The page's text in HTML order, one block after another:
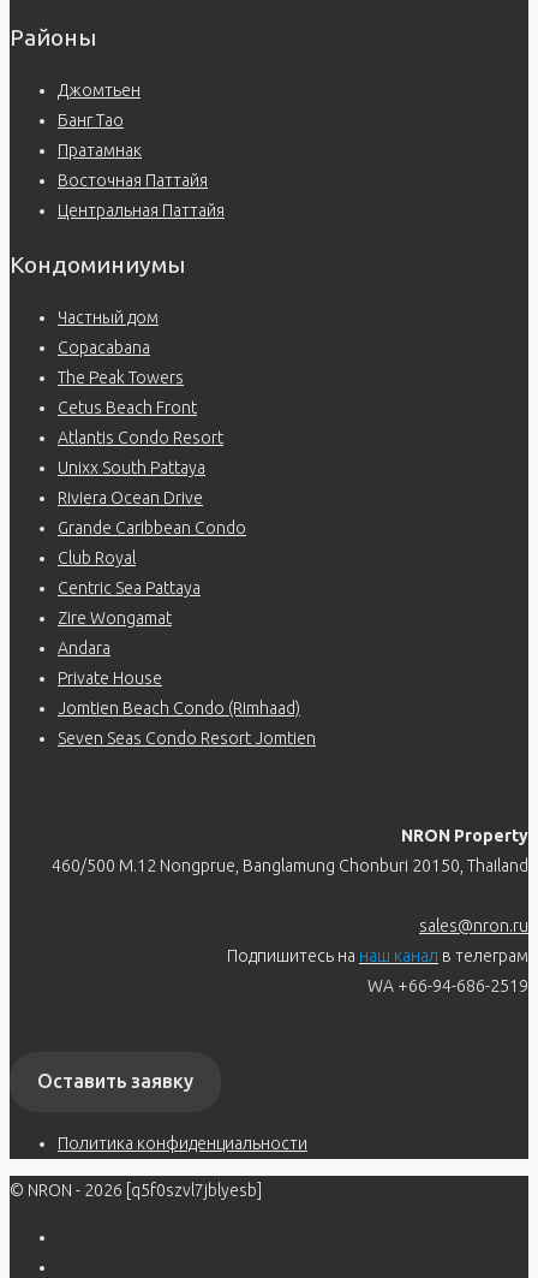
Районы
Джомтьен
Банг Тао
Пратамнак
Восточная Паттайя
Центральная Паттайя
Кондоминиумы
Частный дом
Copacabana
The Peak Towers
Cetus Beach Front
Atlantis Condo Resort
Unixx South Pattaya
Riviera Ocean Drive
Grande Caribbean Condo
Club Royal
Centric Sea Pattaya
Zire Wongamat
Andara
Private House
Jomtien Beach Condo (Rimhaad)
Seven Seas Condo Resort Jomtien
NRON Property
460/500 M.12 Nongprue, Banglamung Chonburi 20150, Thailand
sales@nron.ru
Подпишитесь на наш канал в телеграм
WA +66-94-686-2519
Оставить заявку
Политика конфиденциальности
© NRON - 2026 [q5f0szvl7jblyesb]